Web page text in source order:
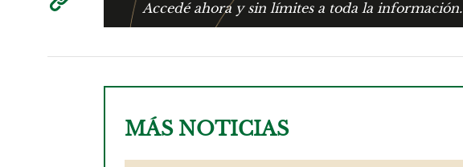
Accedé ahora y sin límites a toda la información.
MÁS NOTICIAS